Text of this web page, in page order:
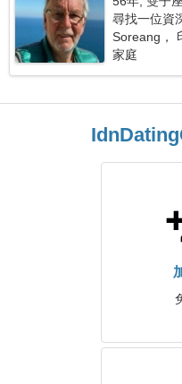
尋找一位資
Soreang，
家庭